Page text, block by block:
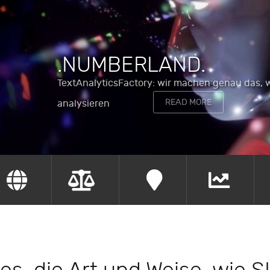
.NUMBERLAND.
TextAnalyticsFactory: wir machen genau das,
analysieren
READ MORE
.locate. .change. .identify.